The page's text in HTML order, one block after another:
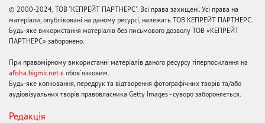
© 2000-2024, ТОВ "КЕПРЕЙТ ПАРТНЕРС". Всі права захищені. Усі права на
матеріали, опубліковані на даному ресурсі, належать ТОВ КЕПРЕЙТ ПАРТНЕРС.
Будь-яке використання матеріалів без письмового дозволу ТОВ «КЕПРЕЙТ
ПАРТНЕРС» заборонено.
При правомірному використанні матеріалів даного ресурсу гіперпосилання на
afisha.bigmir.net є обов'язковим.
Будь-яке копіювання, передрук та відтворення фотографічних творів та/або
аудіовізуальних творів правовласника Getty Images - суворо забороняється.
Редакція